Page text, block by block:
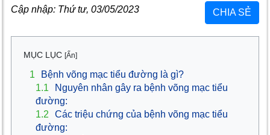
Cập nhập: Thứ tư, 03/05/2023 CHIA SẺ
MỤC LỤC [Ẩn]
1
Bệnh võng mạc tiểu đường là gì?
1.1
Nguyên nhân gây ra bệnh võng mạc tiểu
đường:
1.2
Các triệu chứng của bệnh võng mạc tiểu
đường: